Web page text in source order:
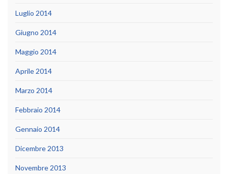
Luglio 2014
Giugno 2014
Maggio 2014
Aprile 2014
Marzo 2014
Febbraio 2014
Gennaio 2014
Dicembre 2013
Novembre 2013